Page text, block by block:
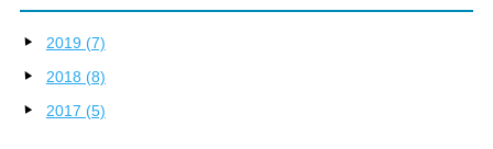
2019 (7)
2018 (8)
2017 (5)